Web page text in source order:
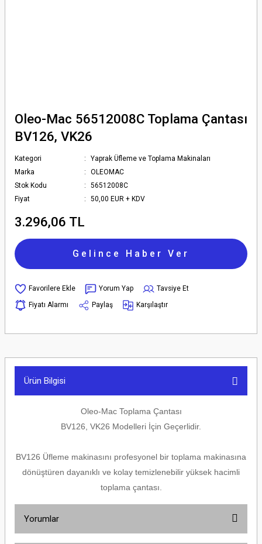
Oleo-Mac 56512008C Toplama Çantası
BV126, VK26
Kategori
Yaprak Üfleme ve Toplama Makinaları
Marka
OLEOMAC
Stok Kodu
56512008C
Fiyat
50,00 EUR + KDV
3.296,06 TL
Gelince Haber Ver
Yorum Yap
Tavsiye Et
Fiyatı Alarmı
Paylaş Karşılaştır
Ürün Bilgisi
Oleo-Mac Toplama Çantası
BV126, VK26 Modelleri İçin Geçerlidir.
BV126 Üfleme makinasını profesyonel bir toplama makinasına
dönüştüren dayanıklı ve kolay temizlenebilir yüksek hacimli
toplama çantası.
Yorumlar